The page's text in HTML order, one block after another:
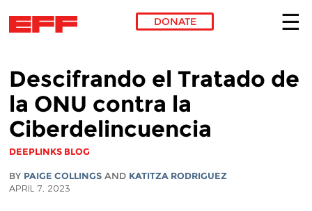
DONATE
Descifrando el Tratado de
la ONU contra la
Ciberdelincuencia
DEEPLINKS BLOG
BY PAIGE COLLINGSAND KATITZA RODRIGUEZ
APRIL 7, 2023